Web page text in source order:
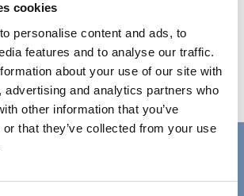
cookies
personalise content and ads, to
features and to analyse our traffic.
about your use of our site with
advertising and analytics partners who
other information that you’ve
that they’ve collected from your use
per gatti.
di più?